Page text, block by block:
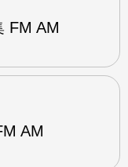
FM AM
AM